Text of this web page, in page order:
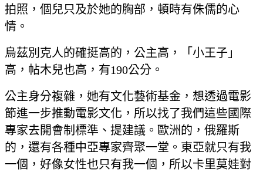
拍照，個兒只及於她的胸部，頓時有侏儒的心
情。
烏茲別克人的確挺高的，公主高，「小王子」
高，帖木兒也高，有190公分。
公主身分複雜，她有文化藝術基金，想透過電影
節進一步推動電影文化，所以找了我們這些國際
專家去開會制標準、提建議。歐洲的，俄羅斯
的，還有各種中亞專家齊聚一堂。東亞就只有我
一個，好像女性也只有我一個，所以卡里莫娃對